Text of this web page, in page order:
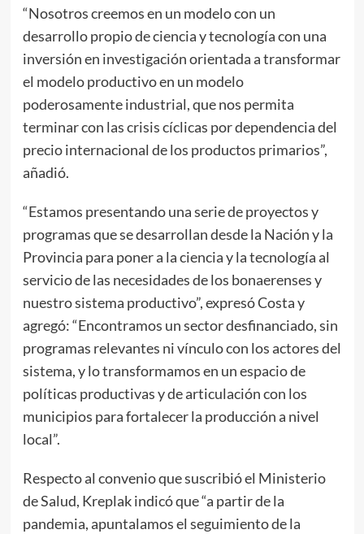
“Nosotros creemos en un modelo con un
desarrollo propio de ciencia y tecnología con una
inversión en investigación orientada a transformar
el modelo productivo en un modelo
poderosamente industrial, que nos permita
terminar con las crisis cíclicas por dependencia del
precio internacional de los productos primarios”,
añadió.
“Estamos presentando una serie de proyectos y
programas que se desarrollan desde la Nación y la
Provincia para poner a la ciencia y la tecnología al
servicio de las necesidades de los bonaerenses y
nuestro sistema productivo”, expresó Costa y
agregó: “Encontramos un sector desfinanciado, sin
programas relevantes ni vínculo con los actores del
sistema, y lo transformamos en un espacio de
políticas productivas y de articulación con los
municipios para fortalecer la producción a nivel
local”.
Respecto al convenio que suscribió el Ministerio
de Salud, Kreplak indicó que “a partir de la
pandemia, apuntalamos el seguimiento de la